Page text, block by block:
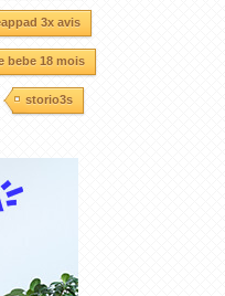
3x avis
bebe 18 mois
storio3s